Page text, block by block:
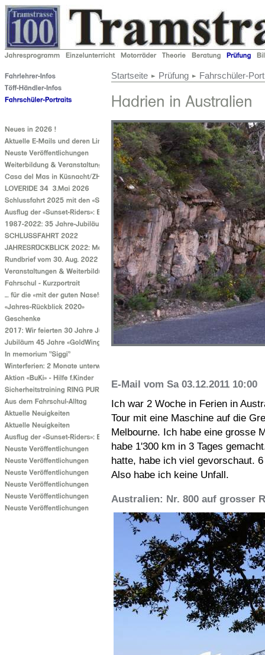
Startseite Prüfung Fahrschüler-
E-Mail vom Sa 03.12.2011 10:00
Ich war 2 Woche in Ferien in
Tour mit eine Maschine auf die
Melbourne. Ich habe eine grosse
habe 1'300 km in 3 Tages
hatte, habe ich viel gevorschaut.
Also habe ich keine Unfall.
Australien: Nr. 800 auf grosser